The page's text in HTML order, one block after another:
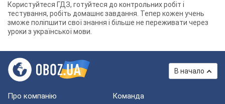
Користуйтеся ГДЗ, готуйтеся до контрольних робіт і
тестування, робіть домашнє завдання. Тепер кожен учень
зможе поліпшити свої знання і більше не переживати через
уроки з української мови.
В начало
Про компанію Команда